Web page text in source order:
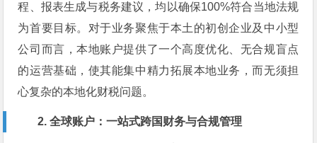
程、报表生成与税务建议，均以确保100%符合当地法规
为首要目标。对于业务聚焦于本土的初创企业及中小型
公司而言，本地账户提供了一个高度优化、无合规盲点
的运营基础，使其能集中精力拓展本地业务，而无须担
心复杂的本地化财税问题。
2. 全球账户：一站式跨国财务与合规管理